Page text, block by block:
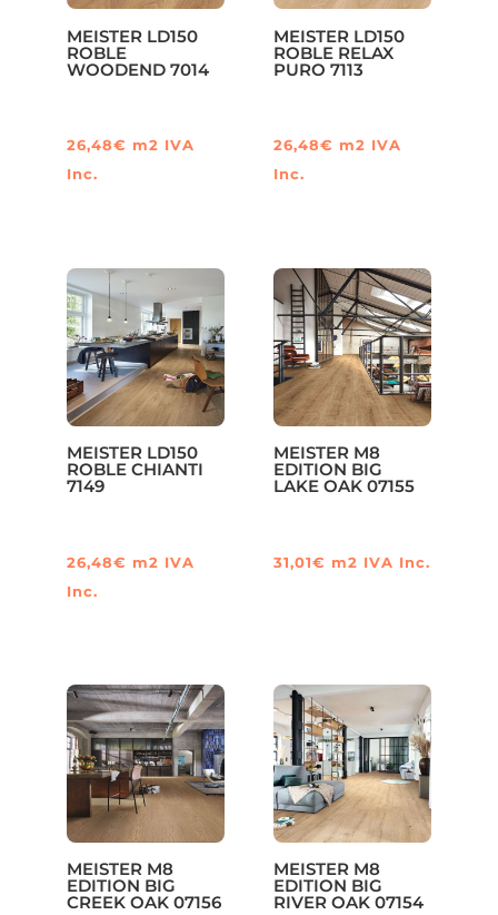
MEISTER LD150
ROBLE
WOODEND 7014
26,48€ m2 IVA
Inc.
MEISTER LD150
ROBLE RELAX
PURO 7113
26,48€ m2 IVA
Inc.
MEISTER LD150
ROBLE CHIANTI
7149
26,48€ m2 IVA
Inc.
MEISTER M8
EDITION BIG
LAKE OAK 07155
31,01€ m2 IVA Inc.
MEISTER M8
EDITION BIG
CREEK OAK 07156
MEISTER M8
EDITION BIG
RIVER OAK 07154